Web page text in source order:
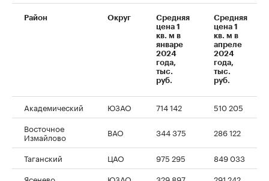
Район Округ
Средняя
цена 1
кв. м в
январе
2024
года,
тыс.
руб.
Средняя
цена 1
кв. м в
апреле
2024
года,
тыс.
руб.
Академический ЮЗАО 714 142
510 205
Восточное
Измайлово ВАО 344 375 286 122
Таганский ЦАО 975 295
849 033
Ясенево
ЮЗАО 329 897 291 242